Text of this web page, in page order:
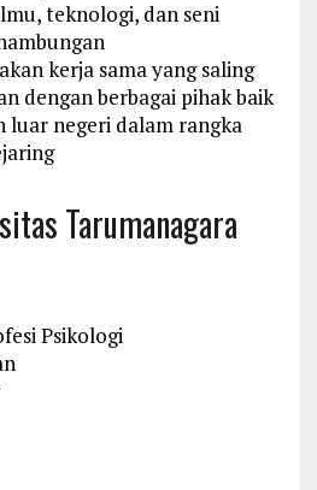
teknologi, dan seni
kerja sama yang saling
dengan berbagai pihak baik
luar negeri dalam rangka
Tarumanagara
Psikologi